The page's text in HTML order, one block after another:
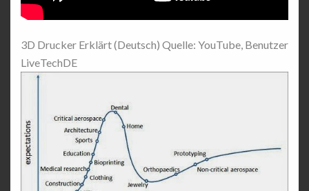
3D Drucker Erklärt (Deutsch) Quelle: YouTube, Benutzer
LiveTechDE